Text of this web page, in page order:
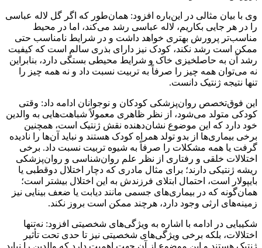
وی با بیان مثالی در این‌باره افزود: همان‌طور که اگر گل لاله عباسی
را در هر جایی بکاریم، لاله عباسی رشد می‌کند، اما در محیط
مناسب‌تر پرورش بهتری خواهد داشت و در شرایط نامناسب حتی
ممکن است رشد نکند، کودک نیز دارای بذری سالم است که کیفیت
رشد آن به حاصلخیزی خاک و شرایط محیطی بستگی دارد، بنابراین
نه می‌توان همه چیز را صرفاً به تربیت نسبت داد و نه همه چیز را
تنها نتیجه ژنتیک دانست.
این فوق‌تخصص روان‌پزشکی کودکان و نوجوانان ادامه داد: وقتی
کودکی متولد می‌شود، از نظر ظاهری معمولاً شباهت‌هایی به والدین
خود دارد که این موضوع نشان‌دهنده نقش ژنتیک است، همچنین
برخی بیماری‌ها از بدو تولد همراه کودک هستند و نباید آن‌ها را نادیده
گرفت یا همه مشکلات را صرفاً به شیوه تربیت نسبت داد. برخی
اختلالات خلقی و رفتاری از نظر علم روان‌شناسی و روان‌پزشکی
ریشه ژنتیکی دارند؛ برای مثال مادری که دچار اختلال دوقطبی یا
بایپولار است، احتمال ابتلای فرزندش به این اختلال بیشتر است؛
همان‌گونه که در بیماری‌های جسمی مانند دیابت یا ضعف بینایی نیز
زمینه‌های ارثی وجود دارد، هرچند ممکن است بروز نکند.
شکیبایی در ادامه با اشاره به ویژگی‌های شخصیتی افزود: نه‌تنها
اختلالات، بلکه برخی ویژگی‌های شخصیتی نیز تا حدی تحت تأثیر
ژنتیک هستند و این موضوع از آن جهت اهمیت دارد که والدین را نباید